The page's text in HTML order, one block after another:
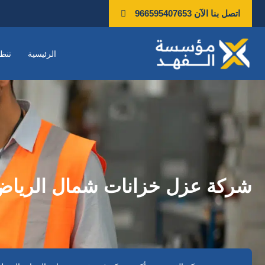
المحتوى
اتصل بنا الآن 966595407653
الرئيسية
شركة عزل خزانات شمال الرياض |